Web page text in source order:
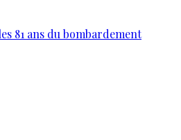
81 ans du bombardement